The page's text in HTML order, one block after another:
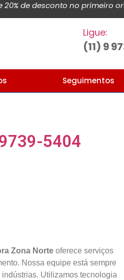
de desconto no primeiro
Ligue:
(11) 9
Seguimentos
5404
Zona Norte oferece serviços
Nossa equipe está sempre
Utilizamos tecnologia